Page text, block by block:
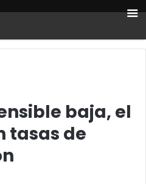
baja, el
tasas de